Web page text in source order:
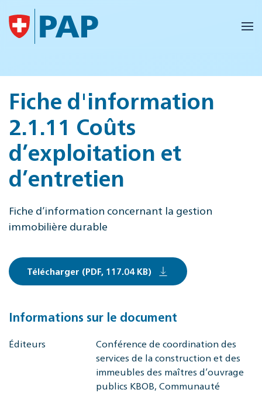
Accéder au contenu principal
Fiche d'information
2.1.11 Coûts
d’exploitation et
d’entretien
Fiche d’information concernant la gestion
immobilière durable
Télécharger (PDF, 117.04 KB)
Informations sur le document
Éditeurs
Conférence de coordination des
services de la construction et des
immeubles des maîtres d’ouvrage
publics KBOB, Communauté